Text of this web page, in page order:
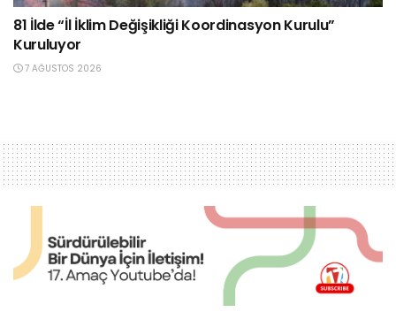
81 İlde “İl İklim Değişikliği Koordinasyon Kurulu”
Kuruluyor
7 AĞUSTOS 2026